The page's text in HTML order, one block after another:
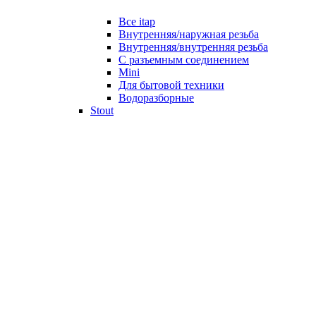
Все itap
Внутренняя/наружная резьба
Внутренняя/внутренняя резьба
С разъемным соединением
Mini
Для бытовой техники
Водоразборные
Stout